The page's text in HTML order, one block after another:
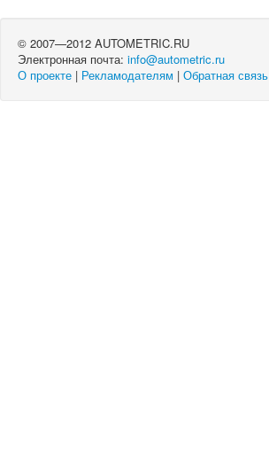
© 2007—2012 AUTOMETRIC.RU
Электронная почта: info@autometric.ru
О проекте | Рекламодателям | Обратная связь